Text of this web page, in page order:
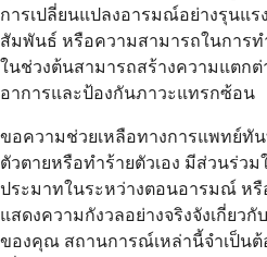
การเปลี่ยนแปลงอารมณ์อย่างรุนแ
สัมพันธ์ หรือความสามารถในการท
ในช่วงต้นสามารถสร้างความแตกต่
อาการและป้องกันภาวะแทรกซ้อน
ขอความช่วยเหลือทางการแพทย์
ตัวตายหรือทำร้ายตัวเอง มีส่วนร่ว
ประมาทในระหว่างตอนอารมณ์ ห
แสดงความกังวลอย่างจริงจังเกี่ยว
ของคุณ สถานการณ์เหล่านี้จำเป็นต้